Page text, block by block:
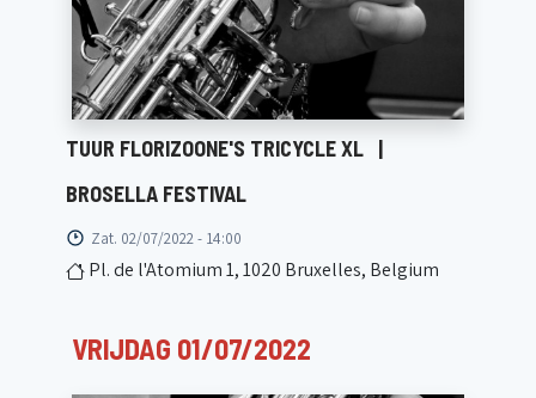
TUUR FLORIZOONE'S TRICYCLE XL |
BROSELLA FESTIVAL
Zat. 02/07/2022 - 14:00
Pl. de l'Atomium 1, 1020 Bruxelles, Belgium
VRIJDAG 01/07/2022